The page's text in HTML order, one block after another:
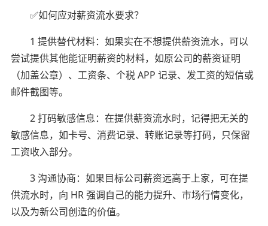
✅如何应对薪资流水要求？
1 提供替代材料：如果实在不想提供薪资流水，可以
尝试提供其他能证明薪资的材料，如原公司的薪资证明
（加盖公章）、工资条、个税 APP 记录、发工资的短信或
邮件截图等。
2 打码敏感信息：在提供薪资流水时，记得把无关的
敏感信息，如卡号、消费记录、转账记录等打码，只保留
工资收入部分。
3 沟通协商：如果目标公司薪资远高于上家，可在提
供流水时，向 HR 强调自己的能力提升、市场行情变化，
以及为新公司创造的价值。